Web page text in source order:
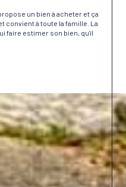
un bien à acheter et ça
convient à toute la famille. La
faire estimer son bien, qu'il